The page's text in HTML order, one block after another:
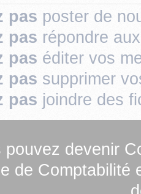
pas poster de
pas répondre
pas éditer vos
pas supprimer
pas joindre des
pouvez devenir
de Comptabilité